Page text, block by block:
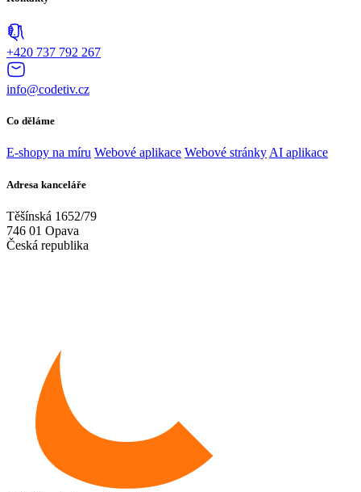
+420 737 792 267
info@codetiv.cz
Co děláme
E-shopy na míru Webové aplikace Webové stránkyAI aplikace
Adresa kanceláře
Těšínská 1652/79
746 01 Opava
Česká republika